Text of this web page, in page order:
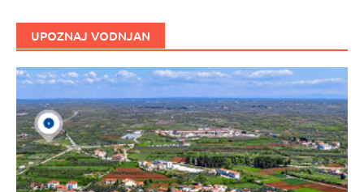
UPOZNAJ VODNJAN